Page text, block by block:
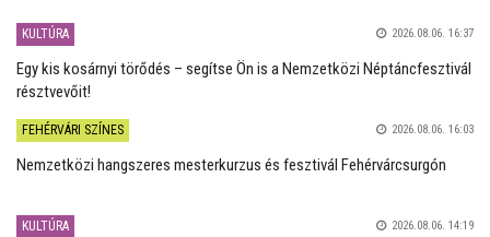
KULTÚRA 2026.08.06. 16:37
Egy kis kosárnyi törődés – segítse Ön is a Nemzetközi Néptáncfesztivál
résztvevőit!
FEHÉRVÁRI SZÍNES 2026.08.06. 16:03
Nemzetközi hangszeres mesterkurzus és fesztivál Fehérvárcsurgón
KULTÚRA 2026.08.06. 14:19